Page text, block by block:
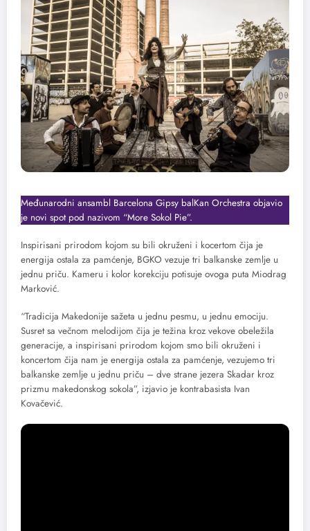
Međunarodni ansambl Barcelona Gipsy balKan Orchestra objavio
je novi spot pod nazivom “More Sokol Pie”.
Inspirisani prirodom kojom su bili okruženi i kocertom čija je
energija ostala za pamćenje, BGKO vezuje tri balkanske zemlje u
jednu priču. Kameru i kolor korekciju potisuje ovoga puta Miodrag
Marković.
“Tradicija Makedonije sažeta u jednu pesmu, u jednu emociju.
Susret sa večnom melodijom čija je težina kroz vekove obeležila
generacije, a inspirisani prirodom kojom smo bili okruženi i
koncertom čija nam je energija ostala za pamćenje, vezujemo tri
balkanske zemlje u jednu priču – dve strane jezera Skadar kroz
prizmu makedonskog sokola”, izjavio je kontrabasista Ivan
Kovačević.